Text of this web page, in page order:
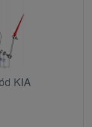
KIA